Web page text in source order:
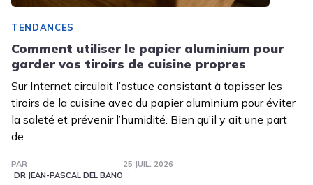
TENDANCES
Comment utiliser le papier aluminium pour
garder vos tiroirs de cuisine propres
Sur Internet circulait l’astuce consistant à tapisser les
tiroirs de la cuisine avec du papier aluminium pour éviter
la saleté et prévenir l’humidité. Bien qu’il y ait une part
de
PAR
DR JEAN-PASCAL DEL BANO
25 JUIL. 2026